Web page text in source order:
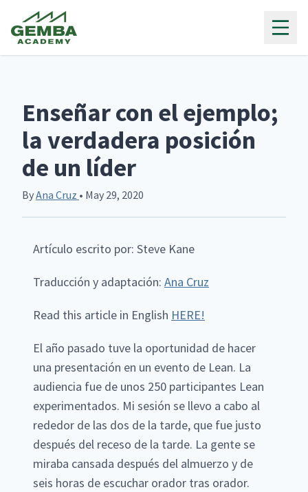
Enseñar con el ejemplo;
la verdadera posición
de un líder
ByAna Cruz • May 29, 2020
Artículo escrito por: Steve Kane
Traducción y adaptación: Ana Cruz
Read this article in English HERE!
El año pasado tuve la oportunidad de hacer
una presentación en un evento de Lean. La
audiencia fue de unos 250 participantes Lean
experimentados. Mi sesión se llevo a cabo al
rededor de las dos de la tarde, que fue justo
después del receso de la tarde. La gente se
miraba cansada después del almuerzo y de
seis horas de escuchar orador tras orador.